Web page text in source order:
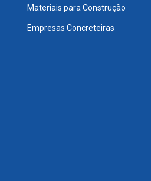
Materiais para Construção
Empresas Concreteiras